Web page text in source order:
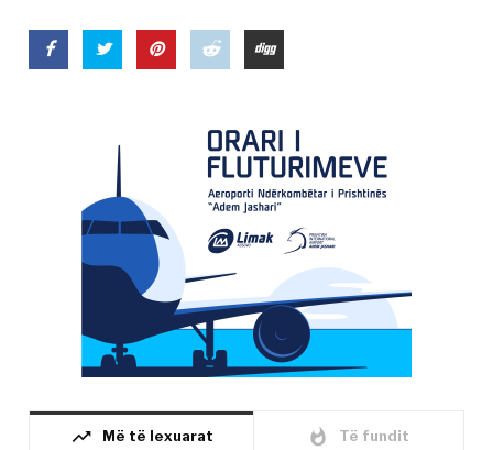
trending_up Më të lexuarat whatshot Të fundit